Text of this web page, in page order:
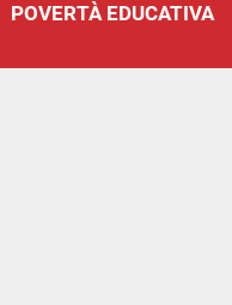
POVERTÀ EDUCATIVA